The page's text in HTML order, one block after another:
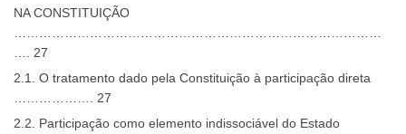
NA CONSTITUIÇÃO
……………………………………………………………………………
…. 27
2.1. O tratamento dado pela Constituição à participação direta
………………. 27
2.2. Participação como elemento indissociável do Estado